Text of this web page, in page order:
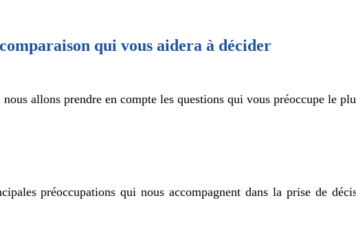
qui vous aidera à décider
allons prendre en compte les questions qui vous préoccupe le
préoccupations qui nous accompagnent dans la prise de